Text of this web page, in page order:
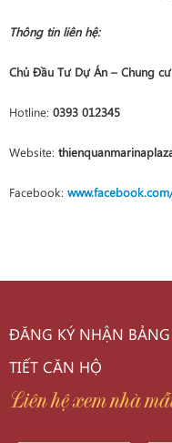
Thông tin liên hệ:
Chủ Đầu Tư Dự Án – Chung
Hotline: 0393 012345
Website:
Facebook:
ĐĂNG KÝ NHẬN
TIẾT CĂN HỘ
Liên hệ xem nhà